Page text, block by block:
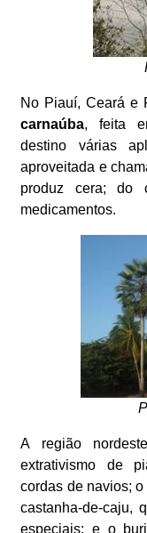
No Piauí, Ceará e
carnaúba, feita
destino várias
aproveitada e
produz cera; do
medicamentos.
A região
extrativismo de
cordas de navios;
castanha-de-caju,
especiais; e o